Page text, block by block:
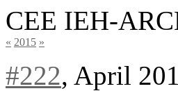
CEE IEH-
« 2015 »
#222, April